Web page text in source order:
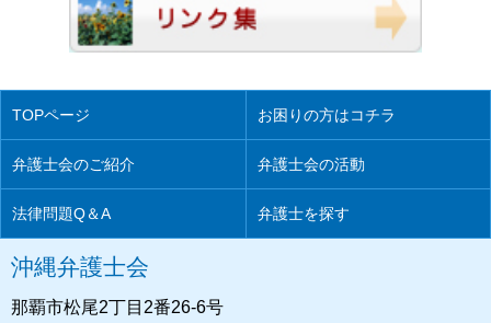
TOPページ お困りの方はコチラ
弁護士会のご紹介 弁護士会の活動
法律問題Q＆A 弁護士を探す
沖縄弁護士会
那覇市松尾2丁目2番26-6号